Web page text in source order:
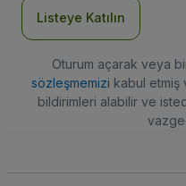
Listeye Katılın
Oturum açarak veya
sözleşmemizi kabul etmiş
bildirimleri alabilir ve